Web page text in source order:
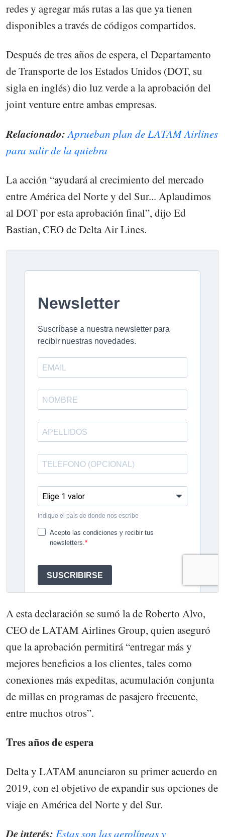
redes y agregar más rutas a las que ya tienen
disponibles a través de códigos compartidos.
Después de tres años de espera, el Departamento
de Transporte de los Estados Unidos (DOT, su
sigla en inglés) dio luz verde a la aprobación del
joint venture entre ambas empresas.
Relacionado:Aprueban plan de LATAM Airlines
para salir de la quiebra
La acción “ayudará al crecimiento del mercado
entre América del Norte y del Sur... Aplaudimos
al DOT por esta aprobación final”, dijo Ed
Bastian, CEO de Delta Air Lines.
A esta declaración se sumó la de Roberto Alvo,
CEO de LATAM Airlines Group, quien aseguró
que la aprobación permitirá “entregar más y
mejores beneficios a los clientes, tales como
conexiones más expeditas, acumulación conjunta
de millas en programas de pasajero frecuente,
entre muchos otros”.
Tres años de espera
Delta y LATAM anunciaron su primer acuerdo en
2019, con el objetivo de expandir sus opciones de
viaje en América del Norte y del Sur.
De interés: Estas son las aerolíneas y